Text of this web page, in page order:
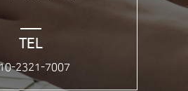
TEL
2321-7007